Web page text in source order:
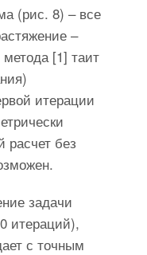
(рис. 8) – все
–
[1] таит
итерации
без
задачи
итераций),
с точным